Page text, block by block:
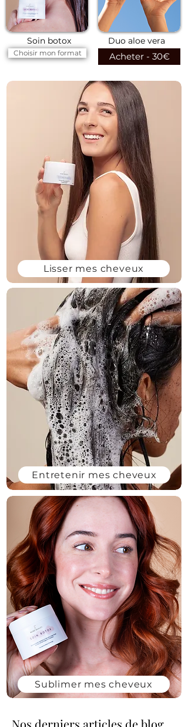
Duo aloe vera
Soin botox
Choisir mon format Acheter - 30€
Lisser mes cheveux
Entretenir mes cheveux
Sublimer mes cheveux